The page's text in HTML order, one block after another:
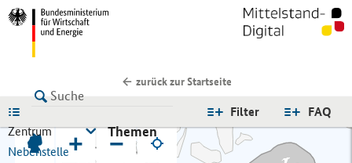
zurück zur Startseite
FAQ
Filter
Zentrum
Nebenstelle
Themen
+ −